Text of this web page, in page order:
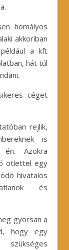
homályos
akkoriban
a kft
hát túl
céget
rejlik,
is
Azokra
ötlettel egy
hivatalos
és
gyorsan a
hogy egy